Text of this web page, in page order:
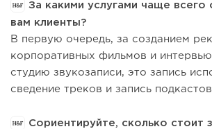
За какими услугами чаще
вам клиенты?
В первую очередь, за созданием
корпоративных фильмов и
студию звукозаписи, это запись
сведение треков и запись
Сориентируйте, сколько стоит